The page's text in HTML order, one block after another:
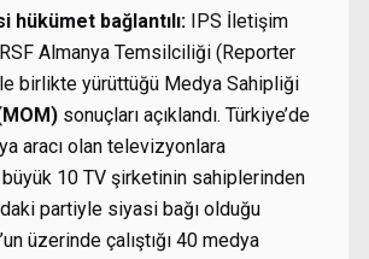
hükümet bağlantılı: IPS İletişim
Almanya Temsilciliği (Reporter
birlikte yürüttüğü Medya Sahipliği
sonuçları açıklandı. Türkiye’de
aracı olan televizyonlara
büyük 10 TV şirketinin sahiplerinden
partiyle siyasi bağı olduğu
üzerinde çalıştığı 40 medya